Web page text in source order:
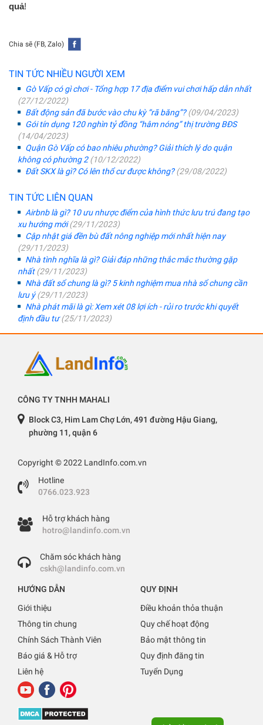
quả!
Chia sẽ (FB, Zalo)
TIN TỨC NHIỀU NGƯỜI XEM
Gò Vấp có gì chơi - Tổng hợp 17 địa điểm vui chơi hấp dẫn nhất
(27/12/2022)
Bất động sản đã bước vào chu kỳ “rã băng”?(09/04/2023)
Gói tín dụng 120 nghìn tỷ đồng “hâm nóng” thị trường BĐS
(14/04/2023)
Quận Gò Vấp có bao nhiêu phường? Giải thích lý do quận
không có phường 2(10/12/2022)
Đất SKX là gì? Có lên thổ cư được không?(29/08/2022)
TIN TỨC LIÊN QUAN
Airbnb là gì? 10 ưu nhược điểm của hình thức lưu trú đang tạo
xu hướng mới(29/11/2023)
Cập nhật giá đền bù đất nông nghiệp mới nhất hiện nay
(29/11/2023)
Nhà tình nghĩa là gì? Giải đáp những thắc mắc thường gặp
nhất(29/11/2023)
Nhà đất sổ chung là gì? 5 kinh nghiệm mua nhà sổ chung cần
lưu ý(29/11/2023)
Nhà phát mãi là gì: Xem xét 08 lợi ích - rủi ro trước khi quyết
định đầu tư(25/11/2023)
CÔNG TY TNHH MAHALI
Block C3, Him Lam Chợ Lớn, 491 đường Hậu Giang,
phường 11, quận 6
Copyright © 2022 LandInfo.com.vn
Hotline
0766.023.923
Hỗ trợ khách hàng
hotro@landinfo.com.vn
Chăm sóc khách hàng
cskh@landinfo.com.vn
HƯỚNG DẪN
Giới thiệu
Thông tin chung
Chính Sách Thành Viên
Báo giá & Hỗ trợ
Liên hệ
QUY ĐỊNH
Điều khoản thỏa thuận
Quy chế hoạt động
Bảo mật thông tin
Quy định đăng tin
Tuyển Dụng